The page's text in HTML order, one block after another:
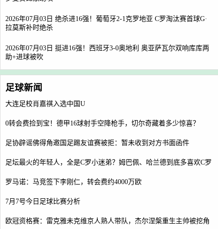
2026年07月03日 绝杀进16强！葡萄牙2-1克罗地亚 C罗淘汰赛首球G·
拉莫斯补时绝杀
2026年07月03日 挺进16强！西班牙3-0奥地利 奥亚萨瓦尔双响库库两
助+进球被吹
足球新闻
大连足校肖嘉祺入选中国U
0转会费捡到宝！德甲16球射手空降枪手，切尔奇藏着多少惊喜？
足协辟谣佛得角邀国足踢友谊赛被拒：暂未收到对方书面函件
足坛最火的年轻人，全是C罗小迷弟？姆巴佩、哈兰德到底多喜欢C罗
罗马诺：马竞签下李刚仁，转会费约4000万欧
7月7号今日足球比赛分析
欧冠资格赛：雷克雅未克维京人熟人带队，杰尔涅槃重生主帅被挖角